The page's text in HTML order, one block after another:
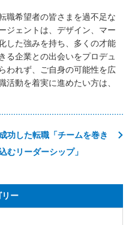
職希望者の皆さまを過不足な
ジェントは、デザイン、マー
した強みを持ち、多くの才能
る企業との出会いをプロデュ
われず、ご自身の可能性を広
動を着実に進めたい方は、
成功した転職「チームを巻き
むリーダーシップ」
リー